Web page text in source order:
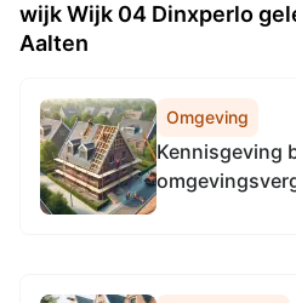
wijk Wijk 04 Dinxperlo
Aalten
Omgeving
Kennisgeving